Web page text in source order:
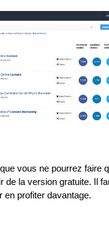
vous ne pourrez faire
de la version gratuite. Il
en profiter davantage.